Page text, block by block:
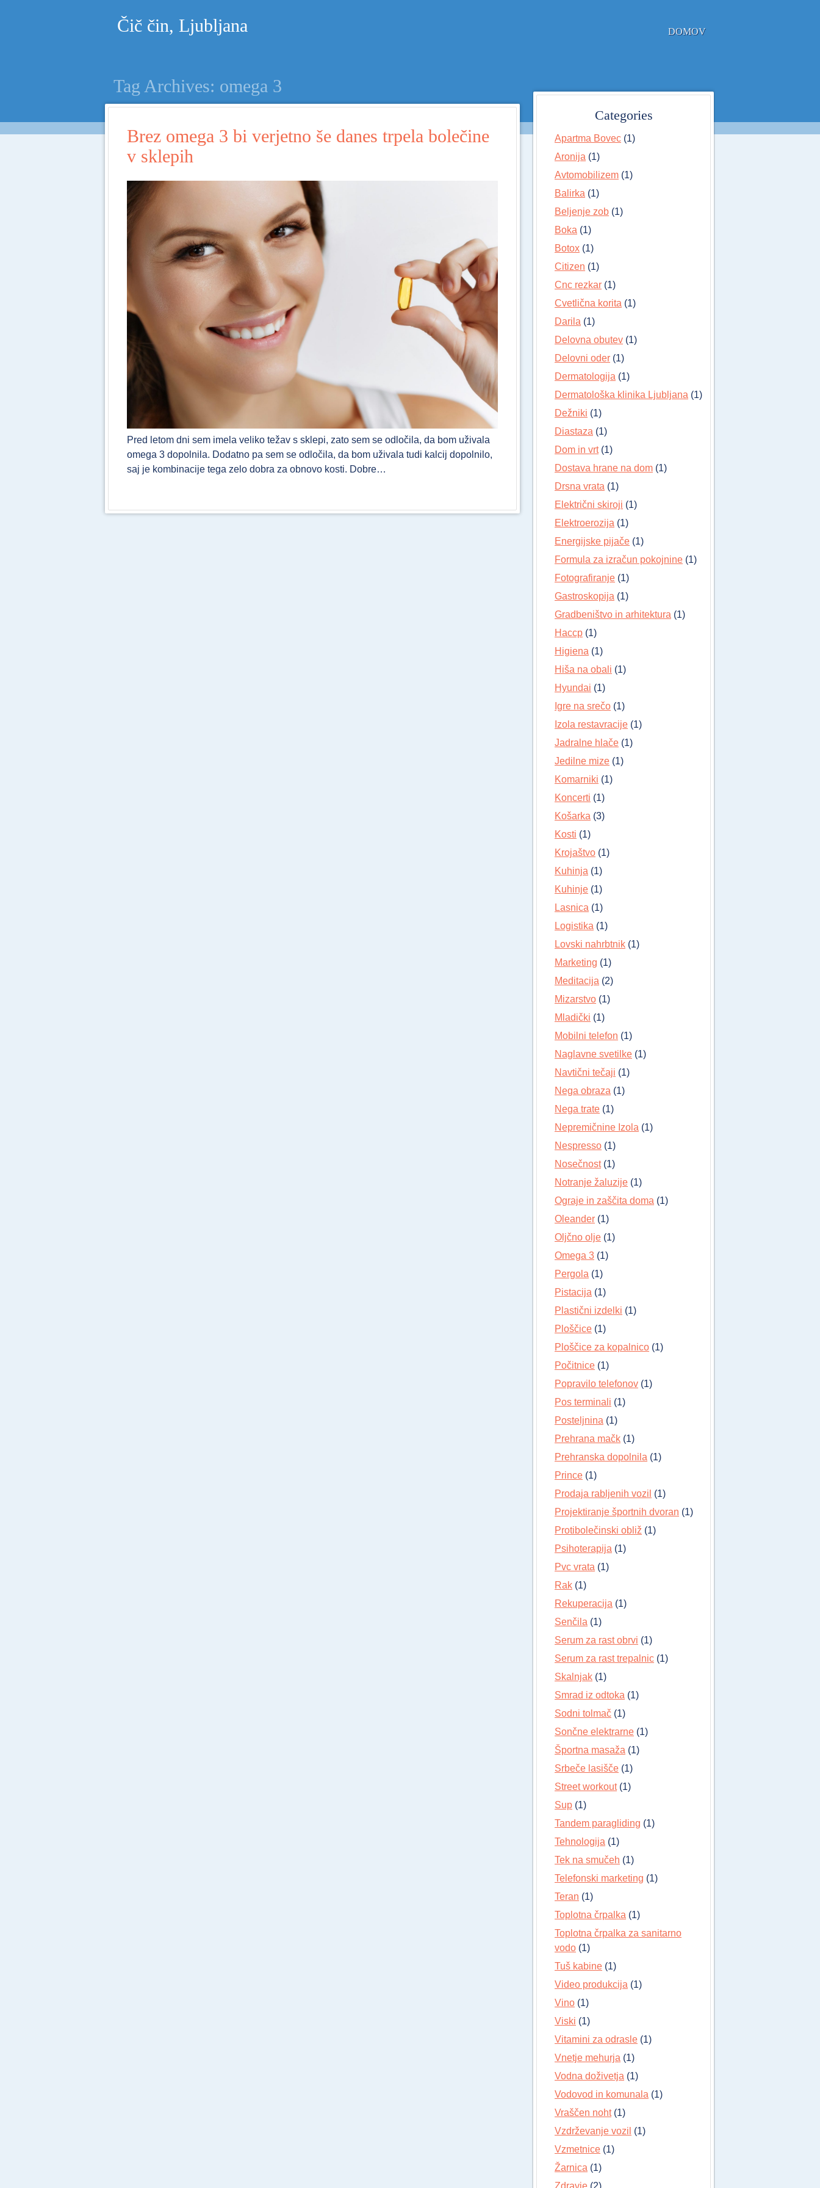
Čič čin, Ljubljana DOMOV
Tag Archives: omega 3
Brez omega 3 bi verjetno še danes trpela bolečine
v sklepih
Pred letom dni sem imela veliko težav s sklepi, zato sem se odločila, da bom uživala
omega 3 dopolnila. Dodatno pa sem se odločila, da bom uživala tudi kalcij dopolnilo,
saj je kombinacije tega zelo dobra za obnovo kosti. Dobre…
Categories
Apartma Bovec (1)
Aronija (1)
Avtomobilizem (1)
Balirka (1)
Beljenje zob (1)
Boka (1)
Botox (1)
Citizen (1)
Cnc rezkar (1)
Cvetlična korita (1)
Darila (1)
Delovna obutev (1)
Delovni oder (1)
Dermatologija (1)
Dermatološka klinika Ljubljana (1)
Dežniki (1)
Diastaza (1)
Dom in vrt(1)
Dostava hrane na dom (1)
Drsna vrata (1)
Električni skiroji (1)
Elektroerozija (1)
Energijske pijače (1)
Formula za izračun pokojnine (1)
Fotografiranje (1)
Gastroskopija (1)
Gradbeništvo in arhitektura (1)
Haccp (1)
Higiena (1)
Hiša na obali (1)
Hyundai (1)
Igre na srečo (1)
Izola restavracije (1)
Jadralne hlače (1)
Jedilne mize (1)
Komarniki (1)
Koncerti (1)
Košarka (3)
Kosti (1)
Krojaštvo (1)
Kuhinja (1)
Kuhinje (1)
Lasnica (1)
Logistika (1)
Lovski nahrbtnik (1)
Marketing (1)
Meditacija (2)
Mizarstvo (1)
Mladički (1)
Mobilni telefon (1)
Naglavne svetilke (1)
Navtični tečaji (1)
Nega obraza (1)
Nega trate (1)
Nepremičnine Izola (1)
Nespresso (1)
Nosečnost(1)
Notranje žaluzije (1)
Ograje in zaščita doma (1)
Oleander (1)
Oljčno olje (1)
Omega 3 (1)
Pergola (1)
Pistacija (1)
Plastični izdelki (1)
Ploščice (1)
Ploščice za kopalnico (1)
Počitnice (1)
Popravilo telefonov (1)
Pos terminali (1)
Posteljnina (1)
Prehrana mačk (1)
Prehranska dopolnila (1)
Prince (1)
Prodaja rabljenih vozil (1)
Projektiranje športnih dvoran (1)
Protibolečinski obliž (1)
Psihoterapija (1)
Pvc vrata (1)
Rak (1)
Rekuperacija (1)
Senčila (1)
Serum za rast obrvi (1)
Serum za rast trepalnic (1)
Skalnjak (1)
Smrad iz odtoka (1)
Sodni tolmač (1)
Sončne elektrarne (1)
Športna masaža (1)
Srbeče lasišče (1)
Street workout(1)
Sup (1)
Tandem paragliding (1)
Tehnologija (1)
Tek na smučeh (1)
Telefonski marketing (1)
Teran (1)
Toplotna črpalka (1)
Toplotna črpalka za sanitarno
vodo (1)
Tuš kabine (1)
Video produkcija (1)
Vino (1)
Viski (1)
Vitamini za odrasle (1)
Vnetje mehurja (1)
Vodna doživetja (1)
Vodovod in komunala (1)
Vraščen noht(1)
Vzdrževanje vozil (1)
Vzmetnice (1)
Žarnica (1)
Zdravje (2)